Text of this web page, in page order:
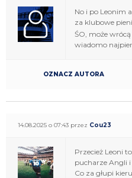
No i po Leonim
za klubowe
ŚO, może
wiadomo
OZNACZ AUTORA
14.08.2025 o 07:43 przez Cou23
Przecież Leoni
pucharze Angli i
Co za głupi